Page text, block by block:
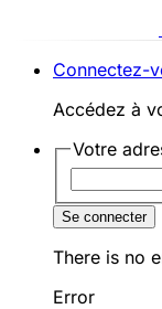
Connectez-
Accédez à
Votre
Se connecter
There is no
Error